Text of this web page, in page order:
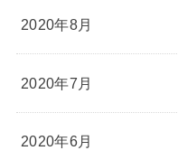
2020年8月
2020年7月
2020年6月